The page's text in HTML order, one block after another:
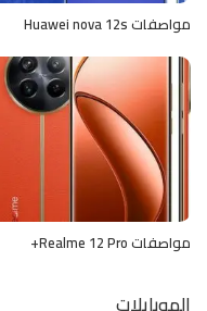
مواصفات Huawei nova 12s
مواصفات Realme 12 Pro+